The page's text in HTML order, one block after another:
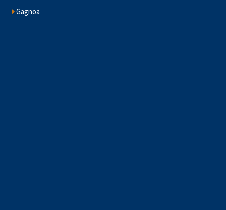
Gagnoa